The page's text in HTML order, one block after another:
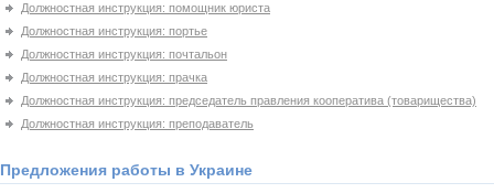
Должностная инструкция: помощник юриста
Должностная инструкция: портье
Должностная инструкция: почтальон
Должностная инструкция: прачка
Должностная инструкция: председатель правления кооператива (товарищества)
Должностная инструкция: преподаватель
Предложения работы в Украине